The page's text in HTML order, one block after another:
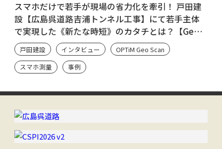
スマホだけで若手が現場の省力化を牽引！ 戸田建
設【広島呉道路吉浦トンネル工事】にて若手主体
で実現した《新たな時短》のカタチとは？【Geo
Scan ユーザーのシン・流儀】
戸田建設 インタビュー
OPTiM Geo Scan
スマホ測量
事例